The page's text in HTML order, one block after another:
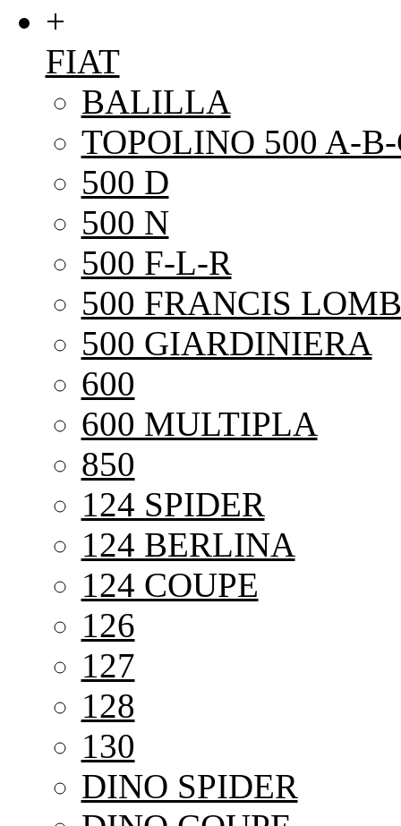
+
FIAT
BALILLA
TOPOLINO 500 A-
500 D
500 N
500 F-L-R
500 FRANCIS
500 GIARDINIERA
600
600 MULTIPLA
850
124 SPIDER
124 BERLINA
124 COUPE
126
127
128
130
DINO SPIDER